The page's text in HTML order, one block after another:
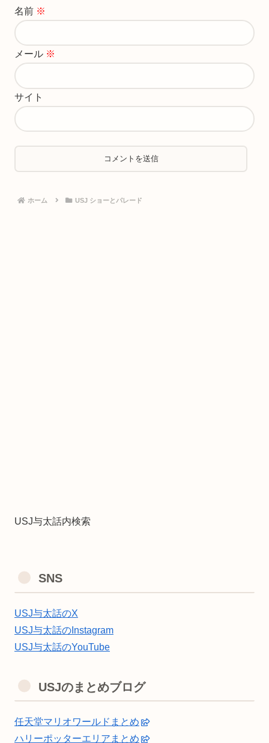
名前 ※
メール ※
サイト
ホーム USJ ショーとパレード
USJ与太話内検索
SNS
USJ与太話のX
USJ与太話のInstagram
USJ与太話のYouTube
USJのまとめブログ
任天堂マリオワールドまとめ
ハリーポッターエリアまとめ